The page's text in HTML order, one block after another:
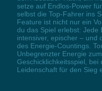
setze auf Endlos-Power
selbst die Top-Fahrer ins
Feature ist nicht nur ein
du das Spiel erlebst: Jede
intensiver, epischer – und
des Energie-Countings.
Unbegrenzter Energie
Geschicklichkeitsspiel,
Leidenschaft für den Sieg